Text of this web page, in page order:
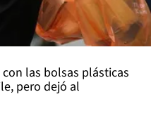
las bolsas plásticas
pero dejó al